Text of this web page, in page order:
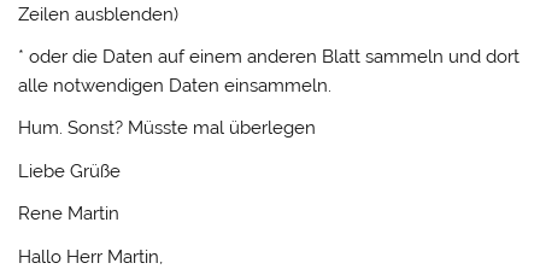
Zeilen ausblenden)
* oder die Daten auf einem anderen Blatt sammeln und dort
alle notwendigen Daten einsammeln.
Hum. Sonst? Müsste mal überlegen
Liebe Grüße
Rene Martin
Hallo Herr Martin,